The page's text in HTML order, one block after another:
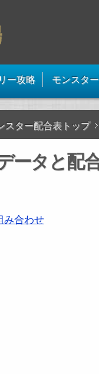
ー攻略 モンスタ
スター配合表トップ
ータと
み合わせ